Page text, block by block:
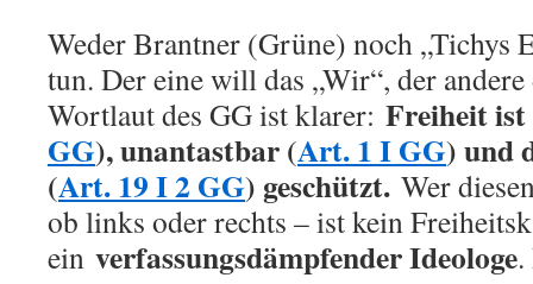
Weder Brantner (Grüne) noch „Tichys
tun. Der eine will das „Wir“, der
Wortlaut des GG ist klarer: Freiheit
GG), unantastbar (Art. 1 I GG) und
(Art. 19 I 2 GG) geschützt. Wer
ob links oder rechts – ist kein
ein verfassungsdämpfender Ideologe